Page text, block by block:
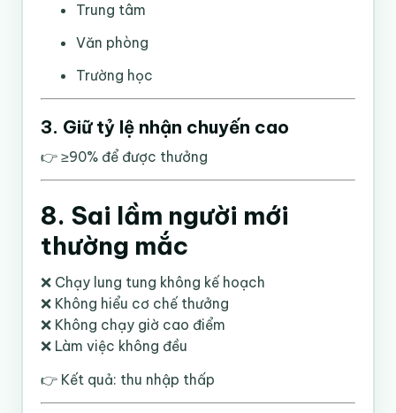
Trung tâm
Văn phòng
Trường học
3. Giữ tỷ lệ nhận chuyến cao
👉 ≥90% để được thưởng
8. Sai lầm người mới
thường mắc
❌ Chạy lung tung không kế hoạch
❌ Không hiểu cơ chế thưởng
❌ Không chạy giờ cao điểm
❌ Làm việc không đều
👉 Kết quả: thu nhập thấp